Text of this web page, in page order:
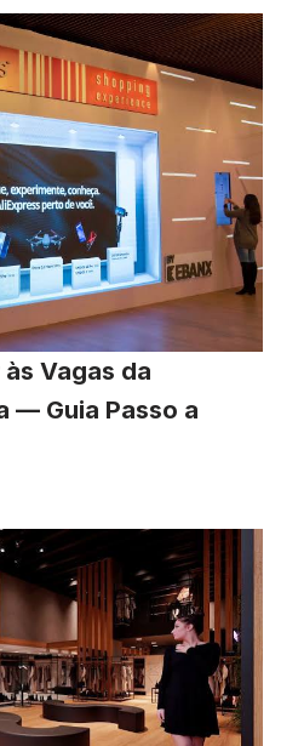
Vagas da
— Guia Passo a